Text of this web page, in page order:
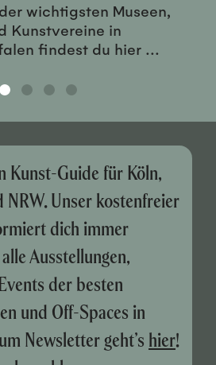
wichtigsten Museen,
Kunstvereine in
findest du hier ...
Kunst-Guide für Köln,
Unser kostenfreier
dich immer
Ausstellungen,
der besten
und Off-Spaces in
Newsletter geht’s hier!